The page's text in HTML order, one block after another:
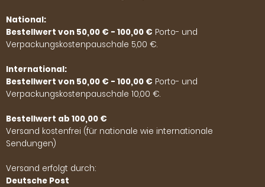
National:
Bestellwert von 50,00 € - 100,00 € Porto- und
Verpackungskostenpauschale 5,00 €.
International:
Bestellwert von 50,00 € - 100,00 € Porto- und
Verpackungskostenpauschale 10,00 €.
Bestellwert ab 100,00 €
Versand kostenfrei (für nationale wie internationale
Sendungen)
Versand erfolgt durch:
Deutsche Post